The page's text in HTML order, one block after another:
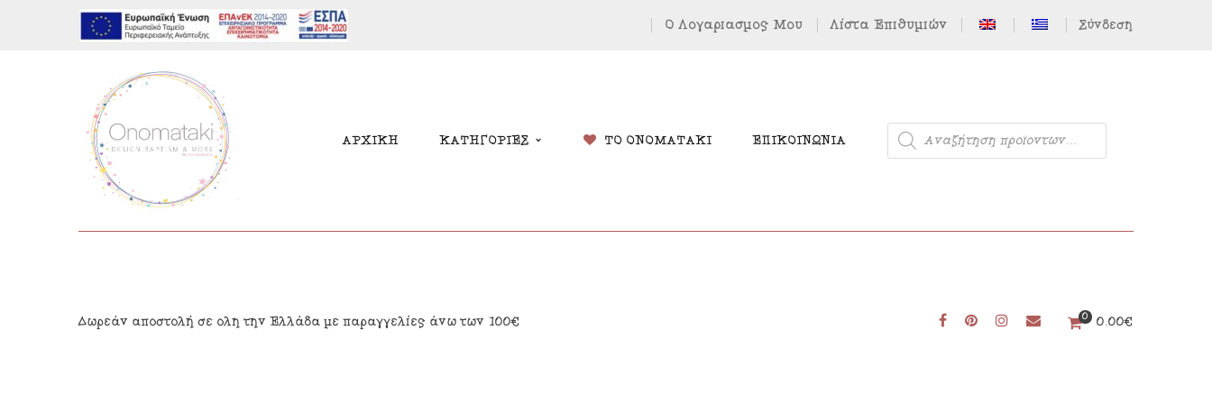
Ο Λογαριασμός Μου Λίστα Επιθυμιών Σύνδεση
ΑΡΧΙΚΗ ΚΑΤΗΓΟΡΙΕΣ ΤΟ ΟΝΟΜΑΤΑΚΙ ΕΠΙΚΟΙΝΩΝΊΑ
Δωρεάν αποστολή σε όλη την Ελλάδα με παραγγελίες άνω των 100€ 0 0.00€